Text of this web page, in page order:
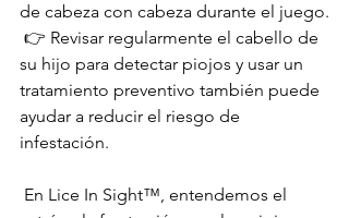
de cabeza con cabeza durante el juego.
su hijo para detectar piojos y usar un
tratamiento preventivo también puede
ayudar a reducir el riesgo de
infestación.